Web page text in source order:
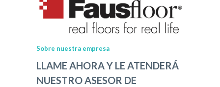
Sobre nuestra empresa
LLAME AHORA Y LE ATENDERÁ
NUESTRO ASESOR DE